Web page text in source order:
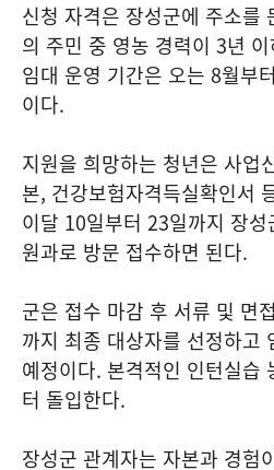
신청 자격은 장성군에 주소를
의 주민 중 영농 경력이 3년
임대 운영 기간은 오는 8월부
이다.
지원을 희망하는 청년은 사업
본, 건강보험자격득실확인서
이달 10일부터 23일까지 장
원과로 방문 접수하면 된다.
군은 접수 마감 후 서류 및 면
까지 최종 대상자를 선정하고
예정이다. 본격적인 인턴실습
터 돌입한다.
장성군 관계자는 자본과 경험